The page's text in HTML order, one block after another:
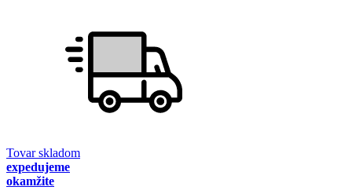
Tovar skladom
expedujeme
okamžite